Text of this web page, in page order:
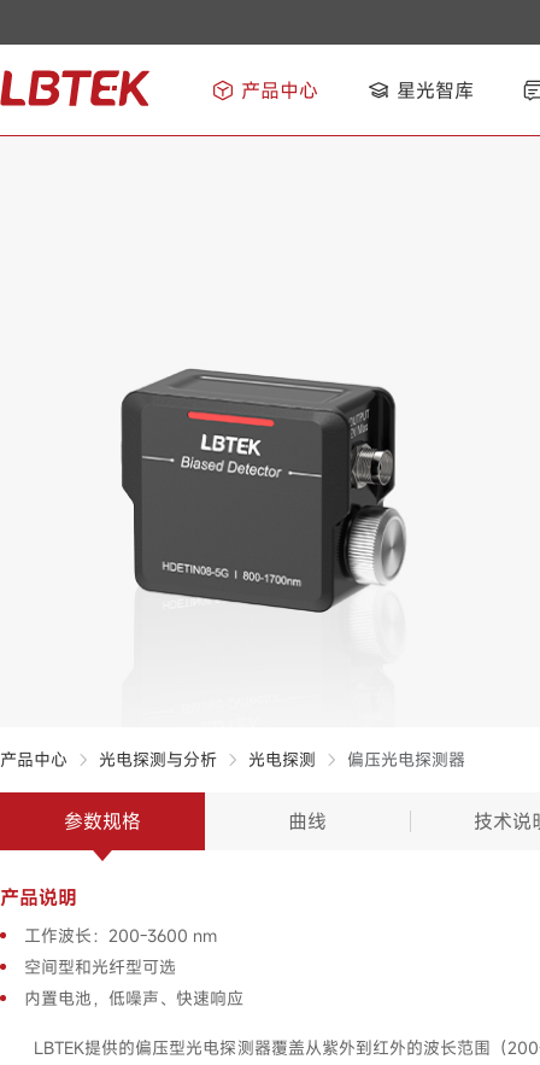
产品中心 星光智库
产品中心 光电探测与分析 光电探测 偏压光电探测器
参数规格 曲线 技术说
产品说明
工作波长：200-3600 nm
空间型和光纤型可选
内置电池，低噪声、快速响应
LBTEK提供的偏压型光电探测器覆盖从紫外到红外的波长范围（